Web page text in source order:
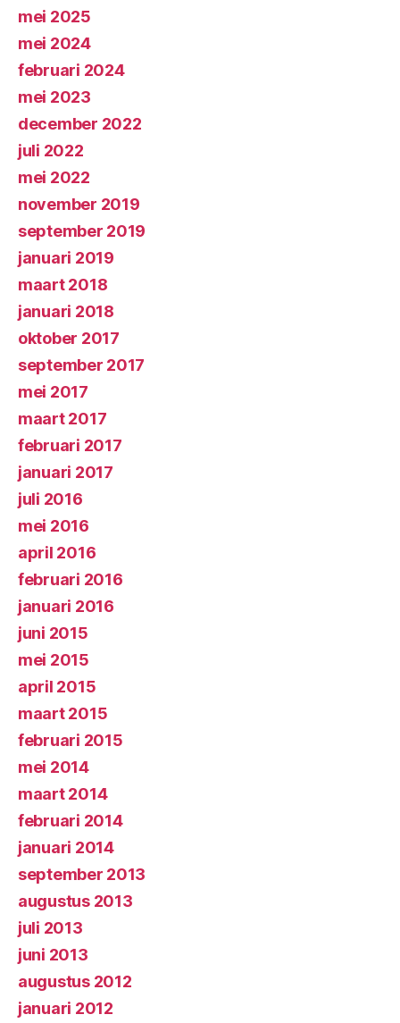
mei 2025
mei 2024
februari 2024
mei 2023
december 2022
juli 2022
mei 2022
november 2019
september 2019
januari 2019
maart 2018
januari 2018
oktober 2017
september 2017
mei 2017
maart 2017
februari 2017
januari 2017
juli 2016
mei 2016
april 2016
februari 2016
januari 2016
juni 2015
mei 2015
april 2015
maart 2015
februari 2015
mei 2014
maart 2014
februari 2014
januari 2014
september 2013
augustus 2013
juli 2013
juni 2013
augustus 2012
januari 2012